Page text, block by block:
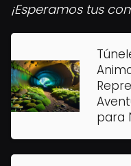
¡Esperamos tus
para